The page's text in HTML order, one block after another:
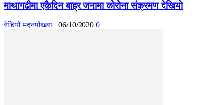
माथागढीमा एकैदिन बाह्र जनामा कोरोना संक्रमण देखियाे
रेडियो मदनपोखरा - 06/10/2020 0